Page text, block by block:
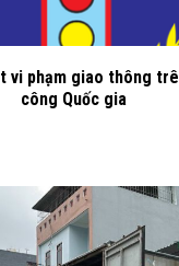
vi phạm giao thông
công Quốc gia